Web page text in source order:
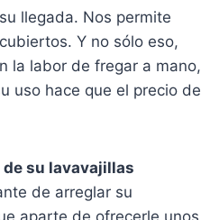
llegada. Nos permite
Y no sólo eso,
la labor de fregar a mano,
uso hace que el precio de
su lavavajillas
de arreglar su